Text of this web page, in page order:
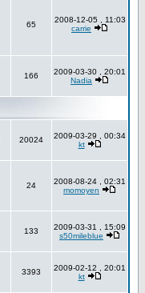
65
2008-12-05 , 11:03
carrie
166
2009-03-30 , 20:01
Nadia
20024
2009-03-29 , 00:34
kt
24
2008-08-24 , 02:31
momoyen
133
2009-03-31 , 15:09
s50mileblue
3393
2009-02-12 , 20:01
kt